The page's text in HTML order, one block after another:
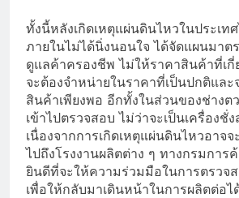
ทั้งนี้หลังเกิดเหตุแผ่นดินไหวในประเท
ภายในไม่ได้นิ่งนอนใจ ได้จัดแผนมาต
ดูแลค้าครองชีพ ไม่ให้ราคาสินค้าที่เกี่
จะต้องจำหน่ายในราคาที่เป็นปกติแล
สินค้าเพียงพอ อีกทั้งในส่วนของช่างต
เข้าไปตรวจสอบ ไม่ว่าจะเป็นเครื่องชั่
เนื่องจากการเกิดเหตุแผ่นดินไหวอาจ
ไปถึงโรงงานผลิตต่าง ๆ ทางกรมการ
ยินดีที่จะให้ความร่วมมือในการตรวจ
เพื่อให้กลับมาเดินหน้าในการผลิตต่อไ